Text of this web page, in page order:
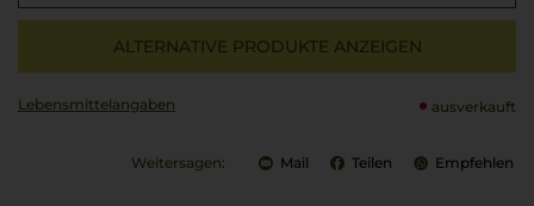
ALTERNATIVE PRODUKTE ANZEIGEN
Lebensmittel­angaben ausverkauft
Weitersagen: Mail Teilen Empfehlen